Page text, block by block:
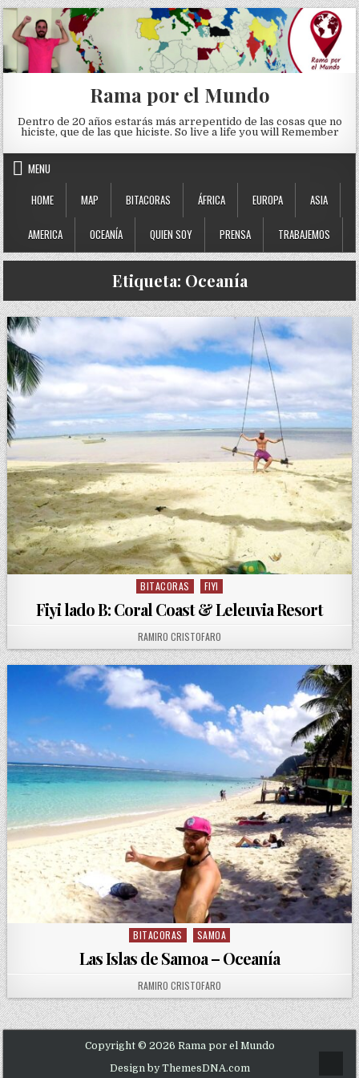
Skip to content
Rama por el Mundo
Dentro de 20 años estarás más arrepentido de las cosas que no
hiciste, que de las que hiciste. So live a life you will Remember
MENU
HOME
MAP BITACORAS ÁFRICA EUROPA ASIA
AMERICA OCEANÍA QUIEN SOY PRENSA TRABAJEMOS
Etiqueta: Oceanía
Posted in
BITACORAS FIYI
Fiyi lado B: Coral Coast & Leleuvia Resort
AUTHOR:
RAMIRO CRISTOFARO
Posted in
BITACORAS SAMOA
Las Islas de Samoa – Oceanía
AUTHOR:
RAMIRO CRISTOFARO
Copyright © 2026 Rama por el Mundo
Design by ThemesDNA.com